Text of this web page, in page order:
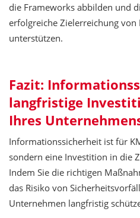
die Frameworks abbilden und
erfolgreiche Zielerreichung
unterstützen.
Fazit:
langfristige
Ihres
Informationssicherheit ist für
sondern eine Investition in die
Indem Sie die richtigen
das Risiko von
Unternehmen langfristig